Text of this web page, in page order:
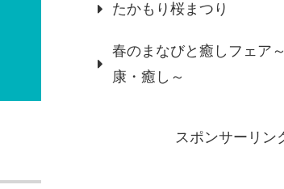
たかもり桜まつり
春のまなびと癒しフェア
康・癒し～
スポンサーリン